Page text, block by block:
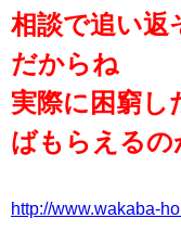
相談で追い返
だからね
実際に困窮し
ばもらえるの
http://www.wakaba-